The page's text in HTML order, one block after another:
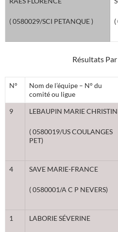
( 0580029/SCI PETANQUE )
Résultats
N°
Nom de l’équipe – N° du
comité ou ligue
9 LEBAUPIN MARIE
( 0580019/US COULANGES
PET)
4 SAVE MARIE-FRANCE
( 0580001/A C P NEVERS)
1 LABORIE SÉVERINE